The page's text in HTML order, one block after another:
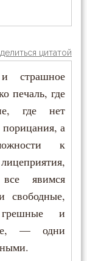
цитатой
страшное
печаль, где
где нет
порицания, а
к
явимся
свободные,
и
— одни